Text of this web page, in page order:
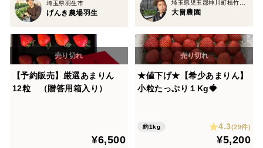
埼玉県羽生市
げんき農場羽生 大畠農園
【予約販売】厳選あまりん
12粒 （贈答用箱入り）
¥6,500
★値下げ★【希少あまりん】
小粒たっぷり１Kg🍓
約1kg 4.3(29件)
¥5,200